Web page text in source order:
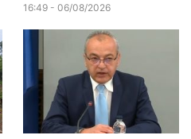
16:49 - 06/08/2026